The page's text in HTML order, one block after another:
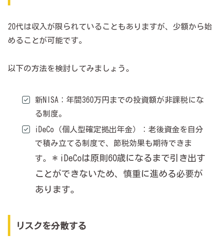
20代は収入が限られていることもありますが、少額から始
めることが可能です。
以下の方法を検討してみましょう。
新NISA：年間360万円までの投資額が非課税にな
る制度。
iDeCo（個人型確定拠出年金）：老後資金を自分
で積み立てる制度で、節税効果も期待できま
す。
＊iDeCoは原則60歳になるまで引き出す
ことができないため、慎重に進める必要が
あります。
リスクを分散する